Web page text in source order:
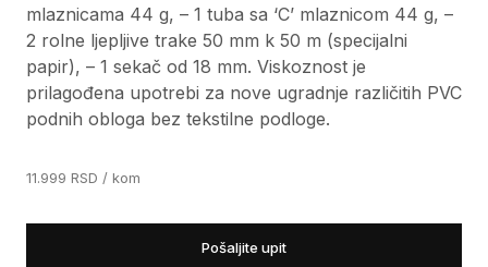
mlaznicama 44 g, – 1 tuba sa ‘C’ mlaznicom 44 g, –
2 rolne ljepljive trake 50 mm k 50 m (specijalni
papir), – 1 sekač od 18 mm. Viskoznost je
prilagođena upotrebi za nove ugradnje različitih PVC
podnih obloga bez tekstilne podloge.
11.999 RSD / kom
Pošaljite upit